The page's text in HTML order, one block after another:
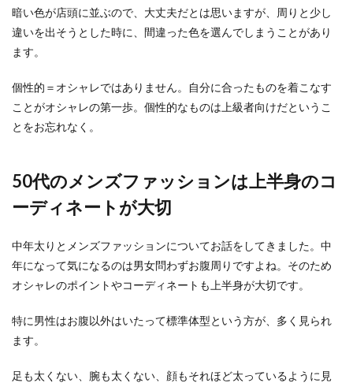
暗い色が店頭に並ぶので、大丈夫だとは思いますが、周りと少し
違いを出そうとした時に、間違った色を選んでしまうことがあり
ます。
個性的＝オシャレではありません。自分に合ったものを着こなす
ことがオシャレの第一歩。個性的なものは上級者向けだというこ
とをお忘れなく。
50代のメンズファッションは上半身のコ
ーディネートが大切
中年太りとメンズファッションについてお話をしてきました。中
年になって気になるのは男女問わずお腹周りですよね。そのため
オシャレのポイントやコーディネートも上半身が大切です。
特に男性はお腹以外はいたって標準体型という方が、多く見られ
ます。
足も太くない、腕も太くない、顔もそれほど太っているように見